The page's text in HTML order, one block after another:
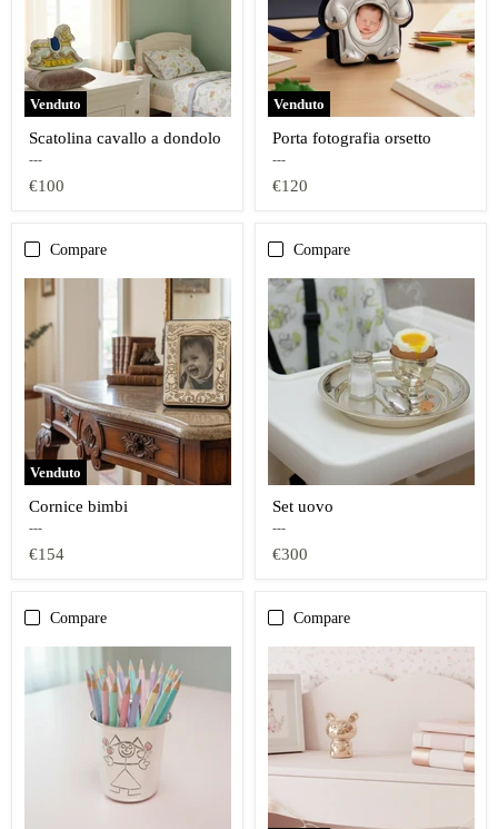
Venduto
Scatolina cavallo a dondolo
---
€100
Venduto
Porta fotografia orsetto
---
€120
Compare
Venduto
Cornice bimbi
---
€154
Compare
Set uovo
---
€300
Compare Compare